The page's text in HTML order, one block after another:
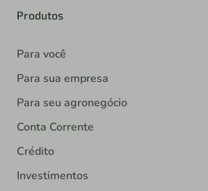
Produtos
Para você
Para sua empresa
Para seu agronegócio
Conta Corrente
Crédito
Investimentos